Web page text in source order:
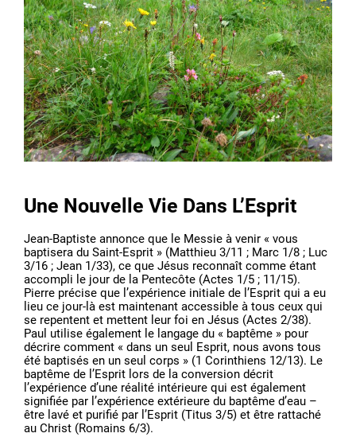
Une Nouvelle Vie Dans L’Esprit
Jean-Baptiste annonce que le Messie à venir « vous
baptisera du Saint-Esprit » (Matthieu 3/11 ; Marc 1/8 ; Luc
3/16 ; Jean 1/33), ce que Jésus reconnaît comme étant
accompli le jour de la Pentecôte (Actes 1/5 ; 11/15).
Pierre précise que l’expérience initiale de l’Esprit qui a eu
lieu ce jour-là est maintenant accessible à tous ceux qui
se repentent et mettent leur foi en Jésus (Actes 2/38).
Paul utilise également le langage du « baptême » pour
décrire comment « dans un seul Esprit, nous avons tous
été baptisés en un seul corps » (1 Corinthiens 12/13). Le
baptême de l’Esprit lors de la conversion décrit
l’expérience d’une réalité intérieure qui est également
signifiée par l’expérience extérieure du baptême d’eau –
être lavé et purifié par l’Esprit (Titus 3/5) et être rattaché
au Christ (Romains 6/3).